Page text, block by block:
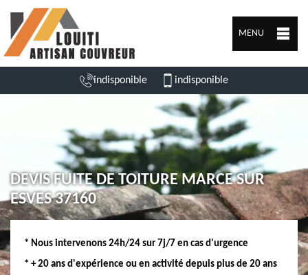
MENU
indisponible indisponible
DEVIS FUITE DE TOITURE MARCE SUR
ESVES 37160
* Nous intervenons 24h/24 sur 7j/7 en cas d'urgence
* + 20 ans d'expérience ou en activité depuis plus de 20 ans